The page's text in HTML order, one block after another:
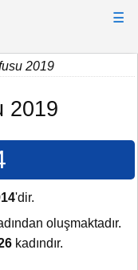
☰
2019
2019
'dir.
oluşmaktadır.
kadındır.